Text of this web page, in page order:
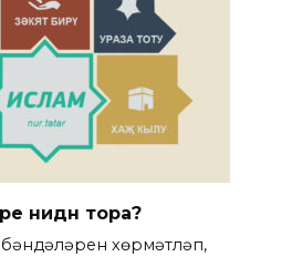
нидән тора?
бәндәләрен хөрмәтләп,